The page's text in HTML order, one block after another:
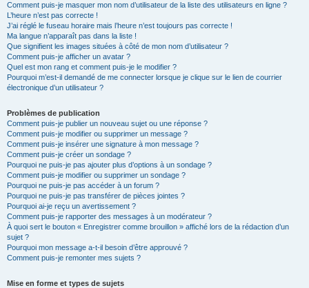
Comment puis-je masquer mon nom d’utilisateur de la liste des utilisateurs en ligne ?
L’heure n’est pas correcte !
J’ai réglé le fuseau horaire mais l’heure n’est toujours pas correcte !
Ma langue n’apparaît pas dans la liste !
Que signifient les images situées à côté de mon nom d’utilisateur ?
Comment puis-je afficher un avatar ?
Quel est mon rang et comment puis-je le modifier ?
Pourquoi m’est-il demandé de me connecter lorsque je clique sur le lien de courrier
électronique d’un utilisateur ?
Problèmes de publication
Comment puis-je publier un nouveau sujet ou une réponse ?
Comment puis-je modifier ou supprimer un message ?
Comment puis-je insérer une signature à mon message ?
Comment puis-je créer un sondage ?
Pourquoi ne puis-je pas ajouter plus d’options à un sondage ?
Comment puis-je modifier ou supprimer un sondage ?
Pourquoi ne puis-je pas accéder à un forum ?
Pourquoi ne puis-je pas transférer de pièces jointes ?
Pourquoi ai-je reçu un avertissement ?
Comment puis-je rapporter des messages à un modérateur ?
À quoi sert le bouton « Enregistrer comme brouillon » affiché lors de la rédaction d’un
sujet ?
Pourquoi mon message a-t-il besoin d’être approuvé ?
Comment puis-je remonter mes sujets ?
Mise en forme et types de sujets